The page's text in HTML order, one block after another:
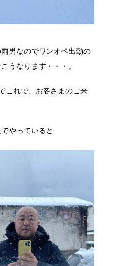
男なのでワンオペ出勤の
うなります・・・。
これで、お客さまのご来
やっていると